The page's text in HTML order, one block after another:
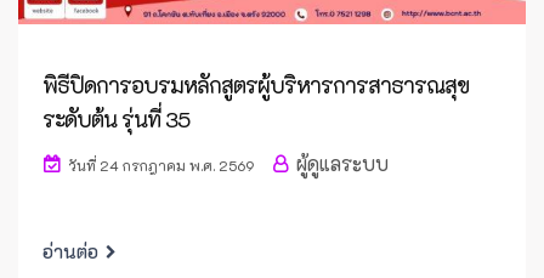
พิธีปิดการอบรมหลักสูตรผู้บริหารการสาธารณสุข
ระดับต้น รุ่นที่ 35
วันที่ 24 กรกฎาคม พ.ศ. 2569 ผู้ดูแลระบบ
อ่านต่อ